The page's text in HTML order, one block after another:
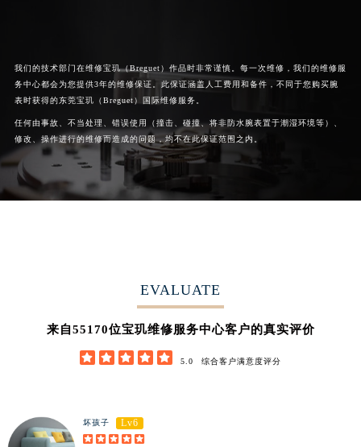
我们的技术部门在维修宝玑（Breguet）作品时非常谨慎。每一次维修，我们的维修服
务中心都会为您提供3年的维修保证。此保证涵盖人工费用和备件，不同于您购买腕
表时获得的东莞宝玑（Breguet）国际维修服务。
任何由事故、不当处理、错误使用（撞击、碰撞、将非防水腕表置于潮湿环境等）、
修改、操作进行的维修而造成的问题，均不在此保证范围之内。
EVALUATE
来自62852位宝玑维修服务中心客户的真实评价
     5.0 综合客户满意度评分
坏孩子 Lv6
    